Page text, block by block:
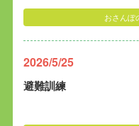
おさんぽ
2026/5/25
避難訓練